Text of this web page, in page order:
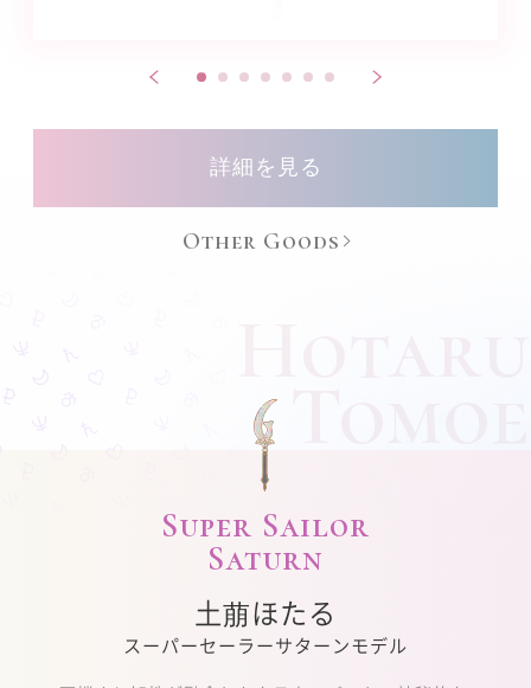
詳細を見る
Other Goods
Super Sailor
Saturn
土萠ほたる
スーパーセーラーサターンモデル